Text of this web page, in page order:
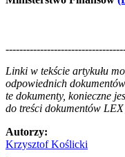
Linki w tekście artykułu
odpowiednich
te dokumenty, konieczne
do treści dokumentów
Autorzy:
Krzysztof Koślicki